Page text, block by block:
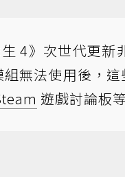
4》次世代更
無法使用後，
遊戲討論板